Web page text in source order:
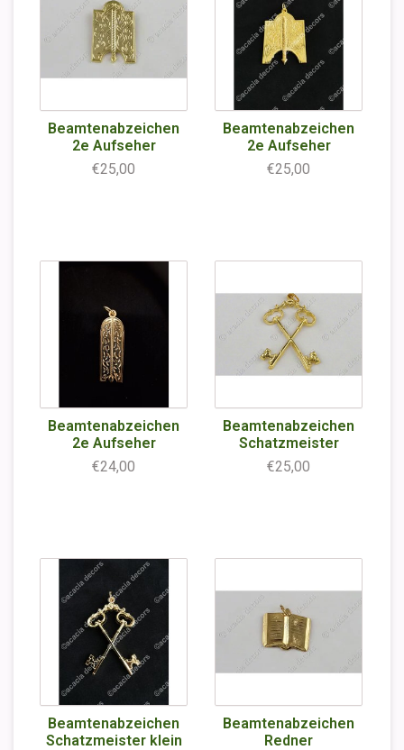
Beamtenabzeichen
2e Aufseher
€25,00
Beamtenabzeichen
2e Aufseher
€25,00
Beamtenabzeichen
2e Aufseher
€24,00
Beamtenabzeichen
Schatzmeister
€25,00
Beamtenabzeichen
Schatzmeister klein
Beamtenabzeichen
Redner